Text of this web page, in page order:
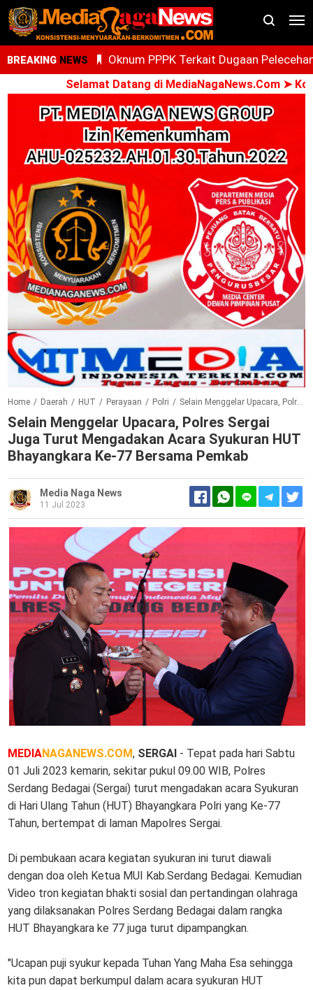
BREAKING NEWS
Oknum PPPK Terkait Dugaan
Anak Magang Di Kantor Kemenhaj
Kini Diperiksa Di Kanwil Kemenhaj
Sumut
Whisnu Legenda Bintang Yang Terus
Cemerlang
Selamat Datang di MediaNagaNews.Com ➤
Home / Daerah / HUT / Perayaan / Polri / Selain Menggelar Upacara, Polres Sergai Juga Turut Mengadakan Acara Syukuran HUT Bhayangkara Ke-77 Bersama Pemkab
Selain Menggelar Upacara, Polres Sergai
Juga Turut Mengadakan Acara Syukuran HUT
Bhayangkara Ke-77 Bersama Pemkab
Media Naga News
11 Jul 2023
MEDIANAGANEWS.COM, SERGAI - Tepat pada hari Sabtu
01 Juli 2023 kemarin, sekitar pukul 09.00 WIB, Polres
Serdang Bedagai (Sergai) turut mengadakan acara Syukuran
di Hari Ulang Tahun (HUT) Bhayangkara Polri yang Ke-77
Tahun, bertempat di laman Mapolres Sergai.
Di pembukaan acara kegiatan syukuran ini turut diawali
dengan doa oleh Ketua MUI Kab.Serdang Bedagai. Kemudian
Video tron kegiatan bhakti sosial dan pertandingan olahraga
yang dilaksanakan Polres Serdang Bedagai dalam rangka
HUT Bhayangkara ke 77 juga turut dipampangkan.
"Ucapan puji syukur kepada Tuhan Yang Maha Esa sehingga
kita pun dapat berkumpul dalam acara syukuran HUT